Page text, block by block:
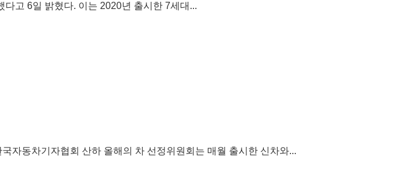
고 6일 밝혔다. 이는 2020년 출시한 7세대...
자동차기자협회 산하 올해의 차 선정위원회는 매월 출시한 신차와...